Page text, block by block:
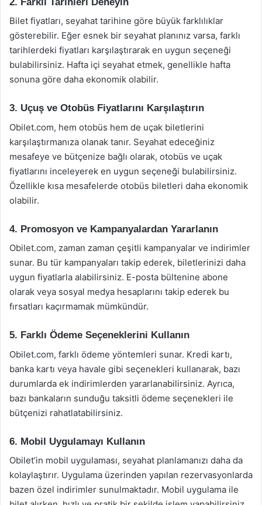
Bilet fiyatları, seyahat tarihine göre büyük farklılıklar
gösterebilir. Eğer esnek bir seyahat planınız varsa, farklı
tarihlerdeki fiyatları karşılaştırarak en uygun seçeneği
bulabilirsiniz. Hafta içi seyahat etmek, genellikle hafta
sonuna göre daha ekonomik olabilir.
3. Uçuş ve Otobüs Fiyatlarını Karşılaştırın
Obilet.com, hem otobüs hem de uçak biletlerini
karşılaştırmanıza olanak tanır. Seyahat edeceğiniz
mesafeye ve bütçenize bağlı olarak, otobüs ve uçak
fiyatlarını inceleyerek en uygun seçeneği bulabilirsiniz.
Özellikle kısa mesafelerde otobüs biletleri daha ekonomik
olabilir.
4. Promosyon ve Kampanyalardan Yararlanın
Obilet.com, zaman zaman çeşitli kampanyalar ve indirimler
sunar. Bu tür kampanyaları takip ederek, biletlerinizi daha
uygun fiyatlarla alabilirsiniz. E-posta bültenine abone
olarak veya sosyal medya hesaplarını takip ederek bu
fırsatları kaçırmamak mümkündür.
5. Farklı Ödeme Seçeneklerini Kullanın
Obilet.com, farklı ödeme yöntemleri sunar. Kredi kartı,
banka kartı veya havale gibi seçenekleri kullanarak, bazı
durumlarda ek indirimlerden yararlanabilirsiniz. Ayrıca,
bazı bankaların sunduğu taksitli ödeme seçenekleri ile
bütçenizi rahatlatabilirsiniz.
6. Mobil Uygulamayı Kullanın
Obilet’in mobil uygulaması, seyahat planlamanızı daha da
kolaylaştırır. Uygulama üzerinden yapılan rezervasyonlarda
bazen özel indirimler sunulmaktadır. Mobil uygulama ile